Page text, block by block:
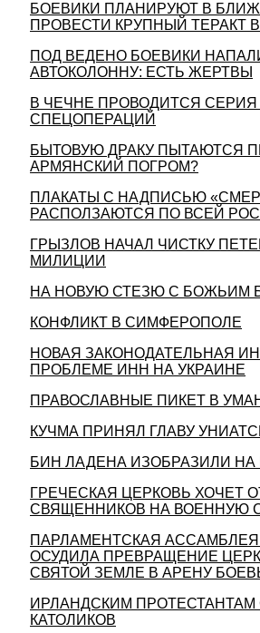
БОЕВИКИ ПЛАНИРУЮТ В
ПРОВЕСТИ КРУПНЫЙ ТЕРАКТ
ПОД ВЕДЕНО БОЕВИКИ
АВТОКОЛОННУ: ЕСТЬ ЖЕРТВЫ
В ЧЕЧНЕ ПРОВОДИТСЯ
СПЕЦОПЕРАЦИЙ
БЫТОВУЮ ДРАКУ ПЫТАЮТСЯ
АРМЯНСКИЙ ПОГРОМ?
ПЛАКАТЫ С НАДПИСЬЮ
РАСПОЛЗАЮТСЯ ПО ВСЕЙ
ГРЫЗЛОВ НАЧАЛ ЧИСТКУ
МИЛИЦИИ
НА НОВУЮ СТЕЗЮ С БОЖЬИМ
КОНФЛИКТ В СИМФЕРОПОЛЕ
НОВАЯ ЗАКОНОДАТЕЛЬНАЯ
ПРОБЛЕМЕ ИНН НА УКРАИНЕ
ПРАВОСЛАВНЫЕ ПИКЕТ В
КУЧМА ПРИНЯЛ ГЛАВУ
БИН ЛАДЕНА ИЗОБРАЗИЛИ
ГРЕЧЕСКАЯ ЦЕРКОВЬ ХОЧЕТ
СВЯЩЕННИКОВ НА ВОЕННУЮ
ПАРЛАМЕНТСКАЯ
ОСУДИЛА ПРЕВРАЩЕНИЕ
СВЯТОЙ ЗЕМЛЕ В АРЕНУ
ИРЛАНДСКИМ ПРОТЕСТАНТАМ
КАТОЛИКОВ